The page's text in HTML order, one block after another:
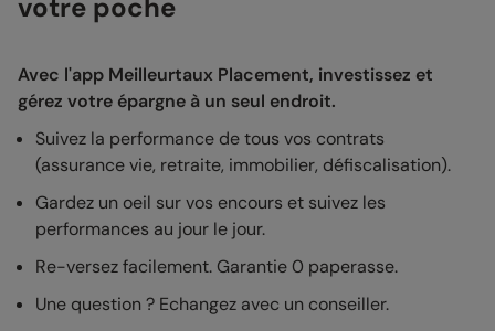
votre poche
Avec l'app Meilleurtaux Placement, investissez et
gérez votre épargne à un seul endroit.
Suivez la performance de tous vos contrats
(assurance vie, retraite, immobilier, défiscalisation).
Gardez un oeil sur vos encours et suivez les
performances au jour le jour.
Re-versez facilement. Garantie 0 paperasse.
Une question ? Echangez avec un conseiller.